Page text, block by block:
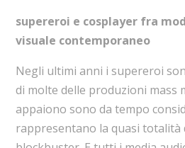
supereroi e cosplayer fra
visuale contemporaneo
Negli ultimi anni i supereroi
di molte delle produzioni mass
appaiono sono da tempo
rappresentano la quasi totalità